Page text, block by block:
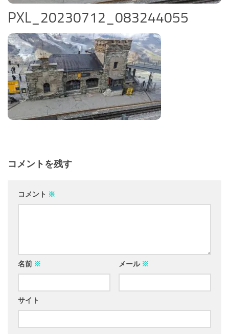
PXL_20230712_083244055
コメントを残す
コメント ※
名前 ※ メール ※
サイト